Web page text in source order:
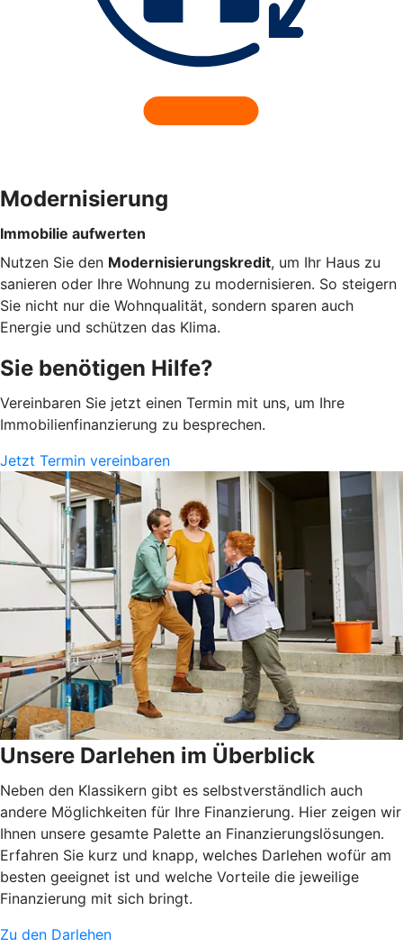
Modernisierung
Immobilie aufwerten
Nutzen Sie den Modernisierungskredit, um Ihr Haus zu
sanieren oder Ihre Wohnung zu modernisieren. So steigern
Sie nicht nur die Wohnqualität, sondern sparen auch
Energie und schützen das Klima.
Sie benötigen Hilfe?
Vereinbaren Sie jetzt einen Termin mit uns, um Ihre
Immobilienfinanzierung zu besprechen.
Jetzt Termin vereinbaren
Unsere Darlehen im Überblick
Neben den Klassikern gibt es selbstverständlich auch
andere Möglichkeiten für Ihre Finanzierung. Hier zeigen wir
Ihnen unsere gesamte Palette an Finanzierungslösungen.
Erfahren Sie kurz und knapp, welches Darlehen wofür am
besten geeignet ist und welche Vorteile die jeweilige
Finanzierung mit sich bringt.
Zu den Darlehen